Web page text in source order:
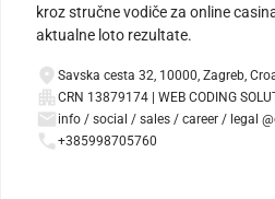
kroz stručne vodiče za online
aktualne loto rezultate.
Savska cesta 32, 10000, Zagreb,
CRN 13879174 | WEB CODING
info / social / sales / career / legal
+385998705760